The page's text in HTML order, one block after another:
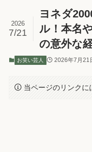
さ行
た行
は行
ら行
ヨネダ
ル！本名
の意外な
2026
7/21
お笑い芸人 2026年7月21
当ページのリンクに